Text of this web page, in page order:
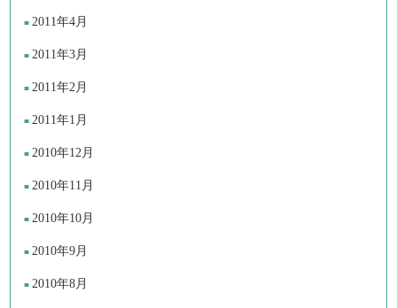
2011年4月
2011年3月
2011年2月
2011年1月
2010年12月
2010年11月
2010年10月
2010年9月
2010年8月